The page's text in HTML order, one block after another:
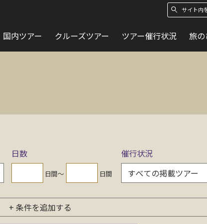
国内ツアー クルーズツアー ツアー催行状況 旅
日数
日間〜 日間
催行状況
+ 条件を追加する